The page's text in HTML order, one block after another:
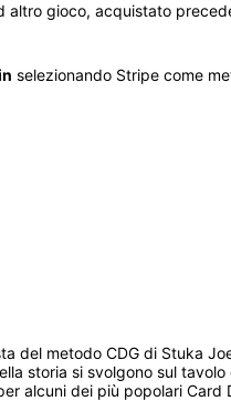
altro gioco, acquistato
selezionando Stripe come
del metodo CDG di Stuka
storia si svolgono sul
alcuni dei più popolari Card